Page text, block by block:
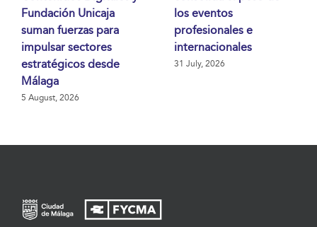
Fundación Unicaja
suman fuerzas para
impulsar sectores
estratégicos desde
Málaga
5 August, 2026
los eventos
profesionales e
internacionales
31 July, 2026